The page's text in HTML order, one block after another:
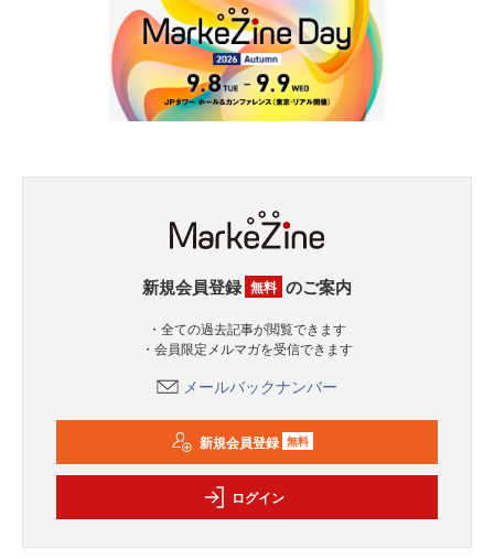
新規会員登録 無料 のご案内
・全ての過去記事が閲覧できます
・会員限定メルマガを受信できます
メールバックナンバー
新規会員登録 無料
ログイン